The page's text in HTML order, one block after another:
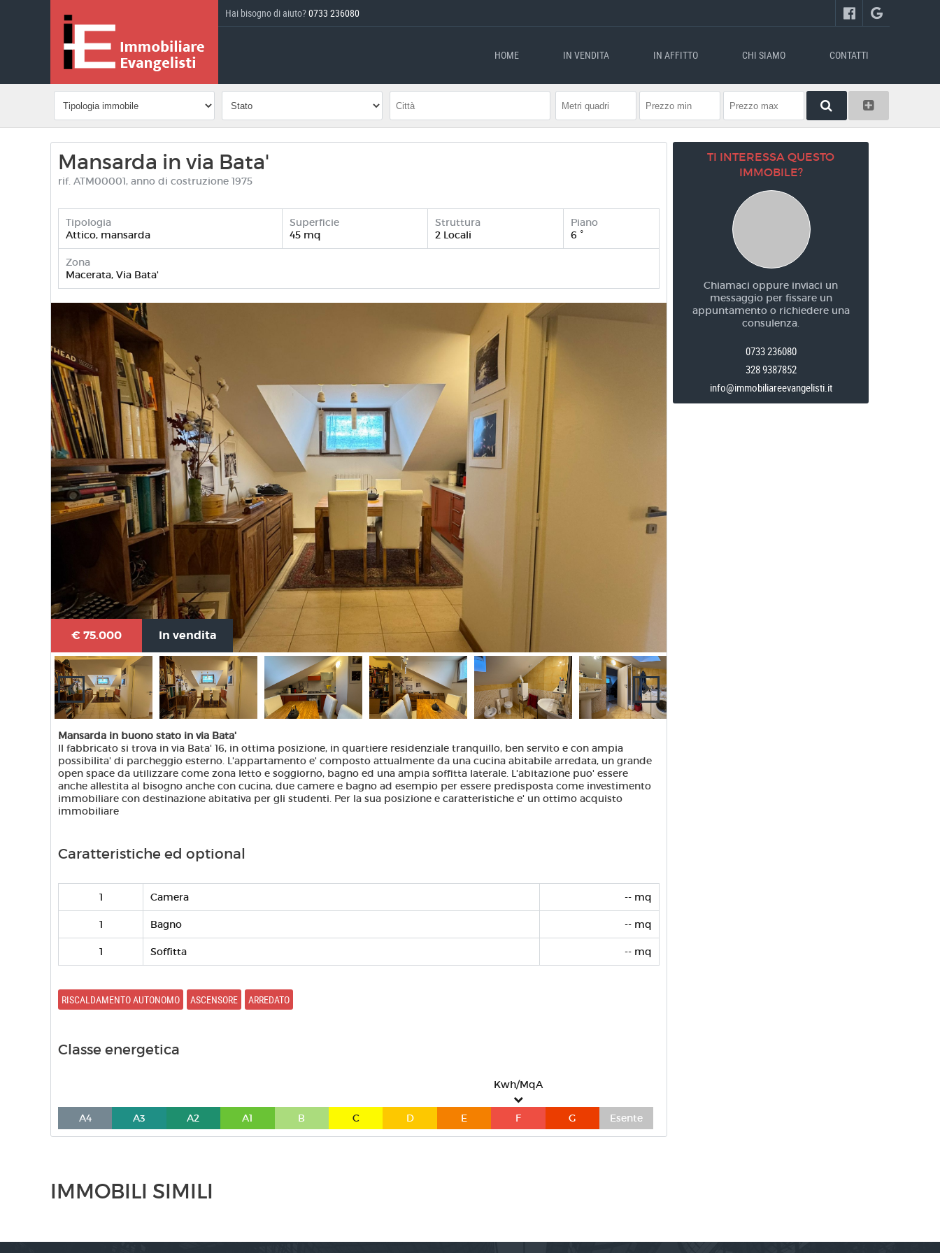
Hai bisogno di aiuto?0733 236080
HOME IN VENDITA IN AFFITTO CHI SIAMO CONTATTI
Mansarda in via Bata'
rif. ATM00001, anno di costruzione 1975
Tipologia
Attico, mansarda
Superficie
45 mq
Struttura
2 Locali
Piano
6 °
Zona
Macerata, Via Bata'
€ 75.000 In vendita
Mansarda in buono stato in via Bata'
Il fabbricato si trova in via Bata' 16, in ottima posizione, in quartiere residenziale tranquillo, ben servito e con ampia
possibilita' di parcheggio esterno. L'appartamento e' composto attualmente da una cucina abitabile arredata, un grande
open space da utilizzare come zona letto e soggiorno, bagno ed una ampia soffitta laterale. L'abitazione puo' essere
anche allestita al bisogno anche con cucina, due camere e bagno ad esempio per essere predisposta come investimento
immobiliare con destinazione abitativa per gli studenti. Per la sua posizione e caratteristiche e' un ottimo acquisto
immobiliare
Caratteristiche ed optional
1 Camera -- mq
1 Bagno -- mq
1 Soffitta -- mq
RISCALDAMENTO AUTONOMO ASCENSORE ARREDATO
Classe energetica
A4 A3 A2 A1 B C D E F
Kwh/MqA
G Esente
TI INTERESSA QUESTO
IMMOBILE?
Chiamaci oppure inviaci un
messaggio per fissare un
appuntamento o richiedere una
consulenza.
0733 236080
328 9387852
info@immobiliareevangelisti.it
IMMOBILI SIMILI